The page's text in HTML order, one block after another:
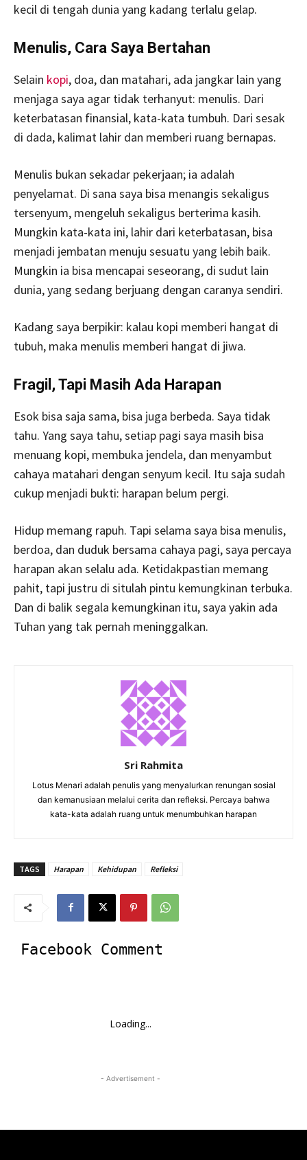
kecil di tengah dunia yang kadang terlalu gelap.
Menulis, Cara Saya Bertahan
Selain kopi, doa, dan matahari, ada jangkar lain yang
menjaga saya agar tidak terhanyut: menulis. Dari
keterbatasan finansial, kata-kata tumbuh. Dari sesak
di dada, kalimat lahir dan memberi ruang bernapas.
Menulis bukan sekadar pekerjaan; ia adalah
penyelamat. Di sana saya bisa menangis sekaligus
tersenyum, mengeluh sekaligus berterima kasih.
Mungkin kata-kata ini, lahir dari keterbatasan, bisa
menjadi jembatan menuju sesuatu yang lebih baik.
Mungkin ia bisa mencapai seseorang, di sudut lain
dunia, yang sedang berjuang dengan caranya sendiri.
Kadang saya berpikir: kalau kopi memberi hangat di
tubuh, maka menulis memberi hangat di jiwa.
Fragil, Tapi Masih Ada Harapan
Esok bisa saja sama, bisa juga berbeda. Saya tidak
tahu. Yang saya tahu, setiap pagi saya masih bisa
menuang kopi, membuka jendela, dan menyambut
cahaya matahari dengan senyum kecil. Itu saja sudah
cukup menjadi bukti: harapan belum pergi.
Hidup memang rapuh. Tapi selama saya bisa menulis,
berdoa, dan duduk bersama cahaya pagi, saya percaya
harapan akan selalu ada. Ketidakpastian memang
pahit, tapi justru di situlah pintu kemungkinan terbuka.
Dan di balik segala kemungkinan itu, saya yakin ada
Tuhan yang tak pernah meninggalkan.
Sri Rahmita
Lotus Menari adalah penulis yang menyalurkan renungan sosial
dan kemanusiaan melalui cerita dan refleksi. Percaya bahwa
kata-kata adalah ruang untuk menumbuhkan harapan
TAGS Harapan Kehidupan Refleksi
Facebook Comment
Loading...
- Advertisement -